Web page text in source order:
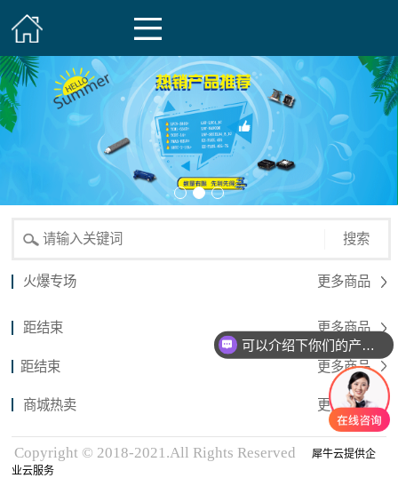
搜索
火爆专场 更多商品
距结束 更多商品
距结束 更多商品
商城热卖 更多商品
Copyright © 2018-2021.All Rights Reserved
犀牛云提供企
业云服务